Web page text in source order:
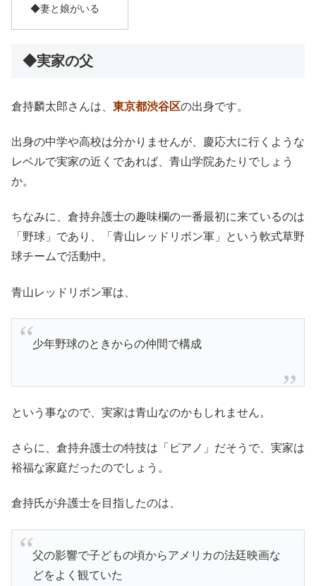
◆妻と娘がいる
◆実家の父
倉持麟太郎さんは、 東京都渋谷区の出身です。
出身の中学や高校は分かりませんが、慶応大に行くような
レベルで実家の近くであれば、青山学院あたりでしょう
か。
ちなみに、倉持弁護士の趣味欄の一番最初に来ているのは
「野球」であり、「青山レッドリボン軍」という軟式草野
球チームで活動中。
青山レッドリボン軍は、
少年野球のときからの仲間で構成
という事なので、実家は青山なのかもしれません。
さらに、倉持弁護士の特技は「ピアノ」だそうで、実家は
裕福な家庭だったのでしょう。
倉持氏が弁護士を目指したのは、
父の影響で子どもの頃からアメリカの法廷映画な
どをよく観ていた